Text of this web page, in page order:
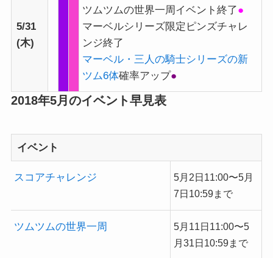
5/31
(木)
ツムツムの世界一周イベント終了●
マーベルシリーズ限定ピンズチャレ
ンジ終了
マーベル・三人の騎士シリーズの新
ツム6体確率アップ●
2018年5月のイベント早見表
イベント
スコアチャレンジ
5月2日11:00〜5月
7日10:59まで
ツムツムの世界一周
5月11日11:00〜5
月31日10:59まで